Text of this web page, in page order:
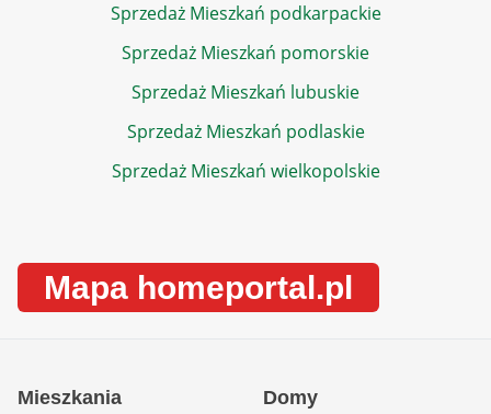
Sprzedaż Mieszkań podkarpackie
Sprzedaż Mieszkań pomorskie
Sprzedaż Mieszkań lubuskie
Sprzedaż Mieszkań podlaskie
Sprzedaż Mieszkań wielkopolskie
Mapa homeportal.pl
Mieszkania Domy